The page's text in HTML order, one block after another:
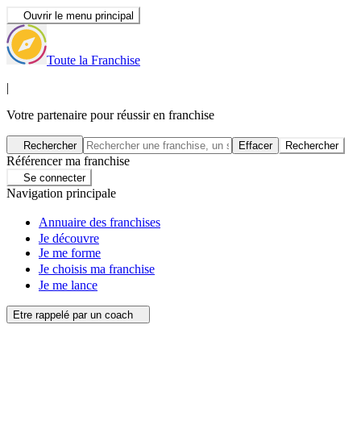
Ouvrir le menu principal
Toute la Franchise
|
Votre partenaire pour réussir en franchise
Rechercher Effacer Rechercher
Référencer ma franchise
Se connecter
Navigation principale
Annuaire des franchises
Je découvre
Je me forme
Je choisis ma franchise
Je me lance
Etre rappelé par un coach